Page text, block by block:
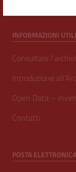
INFORMAZIONI UTILI
Consultare
Introduzione
Open Data –
Contatti
POSTA ELETTRONICA